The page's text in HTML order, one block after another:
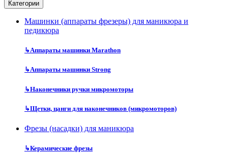
Категории
Машинки (аппараты фрезеры) для маникюра и
педикюра
↳Аппараты машинки Marathon
↳Аппараты машинки Strong
↳Наконечники ручки микромоторы
↳Щетки, цанги для наконечников (микромоторов)
Фрезы (насадки) для маникюра
↳Керамические фрезы